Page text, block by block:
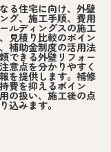
る住宅に向け、外壁
グ、施工手順、費用
ルディングスの施工
見積り比較のポイン
補助金制度の活用法
できる外壁リフォー
意点を分かりやすく
を提供します。補修
費を抑えるポイン
の扱い、施工後の点
込みます。